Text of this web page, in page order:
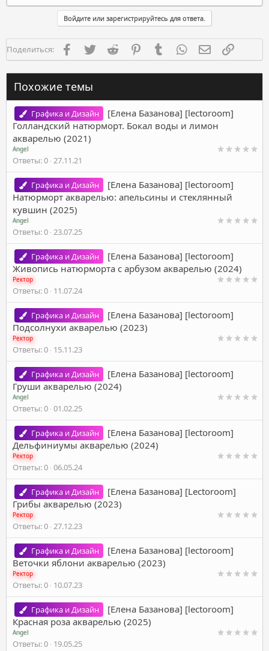
Войдите или зарегистрируйтесь для ответа.
Поделиться: FacebookTwitter Reddit PinterestTumblr WhatsAppЭлектронная
Похожие темы
Графика и Дизайн
[Елена Базанова] [lectoroom]
Голландский натюрморт. Бокал воды и лимон
акварелью (2021)
Angel
Ответы 0 27.11.21
Графика и Дизайн
[Елена Базанова] [lectoroom]
Натюрморт акварелью: апельсины и стеклянный
кувшин (2025)
Angel
Ответы 0 23.07.25
Графика и Дизайн
[Елена Базанова] [lectoroom]
Живопись натюрморта с арбузом акварелью (2024)
Ректор
Ответы 0 11.07.24
Графика и Дизайн
[Елена Базанова] [lectoroom]
Подсолнухи акварелью (2023)
Ректор
Ответы 0 15.11.23
Графика и Дизайн
[Елена Базанова] [lectoroom]
Груши акварелью (2024)
Angel
Ответы 0 01.02.25
Графика и Дизайн
[Елена Базанова] [lectoroom]
Дельфиниумы акварелью (2024)
Ректор
Ответы 0 06.05.24
Графика и Дизайн
[Елена Базанова] [Lectoroom]
Грибы акварелью (2023)
Ректор
Ответы 0 27.12.23
Графика и Дизайн
[Елена Базанова] [lectoroom]
Веточки яблони акварелью (2023)
Ректор
Ответы 0 10.07.23
Графика и Дизайн
[Елена Базанова] [lectoroom]
Красная роза акварелью (2025)
Angel
Ответы 0 19.05.25